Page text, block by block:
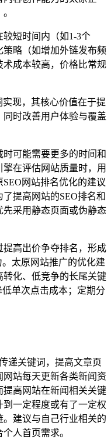
短时间内（如1-3个
略（如增加外链发布频
成本较高，价格比常规
现，其核心价值在于提
时改善用户体验与覆盖
可能需要更多的时间和
在评估网站质量时，用
网站排名优化的建议
提高网站的SEO排名和
采用静态页面或伪静态
高出价争夺排名，形成
太原网站推广的优化建
化、低竞争的长尾关键
单次点击成本；定期分
递关键词，提高文章页
站每天更新各类新闻资
高网站在新闻相关关键
一定程度或有了一定权
建议与自己行业相关的
人首页需求。